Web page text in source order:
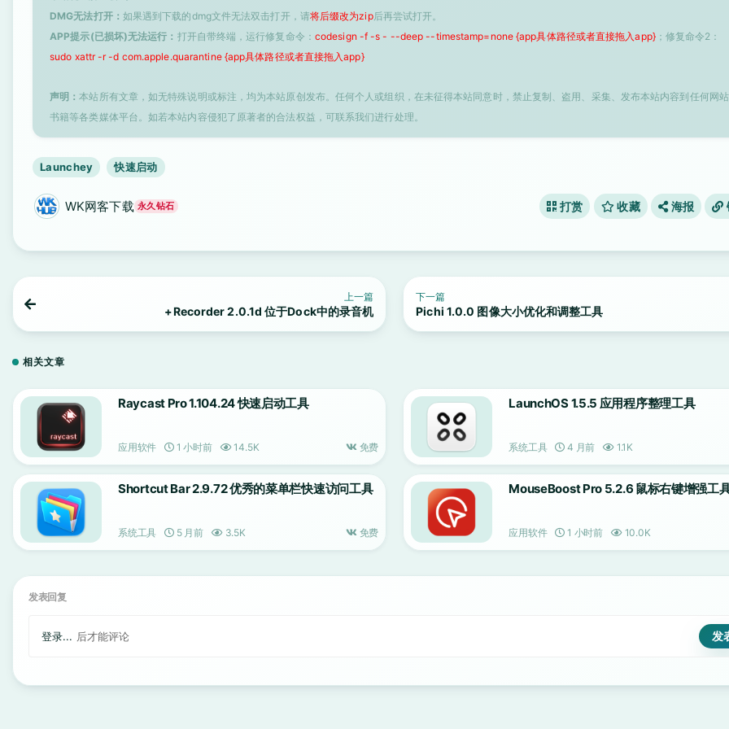
DMG无法打开： 如果遇到下载的dmg文件无法双击打开，请将后缀改为zip后再尝试打开。
APP提示(已损坏)无法运行： 打开自带终端，运行修复命令： codesign -f -s - --deep --timestamp=none {app具体路径或者直接拖入app}；修复命令2：
sudo xattr -r -d com.apple.quarantine {app具体路径或者直接拖入app}
声明：本站所有文章，如无特殊说明或标注，均为本站原创发布。任何个人或组织，在未征得本站同意时，禁止复制、盗用、采集、发布本站内容到任何网
书籍等各类媒体平台。如若本站内容侵犯了原著者的合法权益，可联系我们进行处理。
Launchey 快速启动
WK网客下载 永久钻石 打赏 收藏 海报
上一篇
+Recorder 2.0.1d 位于Dock中的录音机
下一篇
Pichi 1.0.0 图像大小优化和调整工具
相关文章
Raycast Pro 1.104.24 快速启动工具
应用软件 1 小时前 14.5K 免费
LaunchOS 1.5.5 应用程序整理工具
系统工具 4 月前 1.1K
Shortcut Bar 2.9.72 优秀的菜单栏快速访问工具
系统工具 5 月前 3.5K 免费
MouseBoost Pro 5.2.6 鼠标右键增强工
应用软件 1 小时前 10.0K
发表回复
登录... 后才能评论